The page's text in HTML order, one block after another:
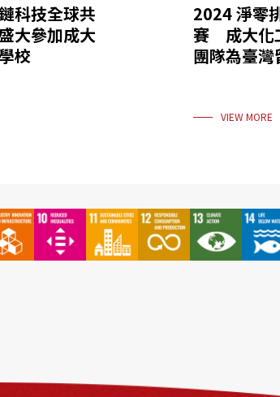
科技全球共
大參加成大
校
2024 淨零
賽 成大化
團隊為臺
VIEW MORE